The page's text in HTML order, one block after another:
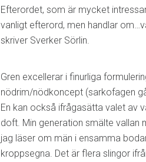
Efterordet, som är mycket
vanligt efterord, men handlar
skriver Sverker Sörlin.
Gren excellerar i finurliga
nödrim/nödkoncept (sarkofagen
En kan också ifrågasätta valet av
doft. Min generation smälte vallan
jag läser om män i ensamma
kroppsegna. Det är flera slingor